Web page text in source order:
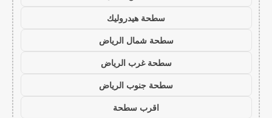
سطحة هيدروليك
سطحة شمال الرياض
سطحة غرب الرياض
سطحة جنوب الرياض
اقرب سطحة